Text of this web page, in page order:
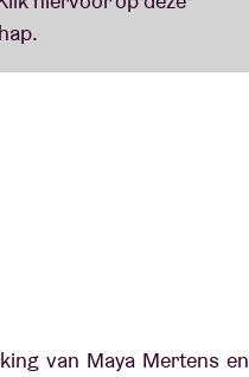
van Maya Mertens en